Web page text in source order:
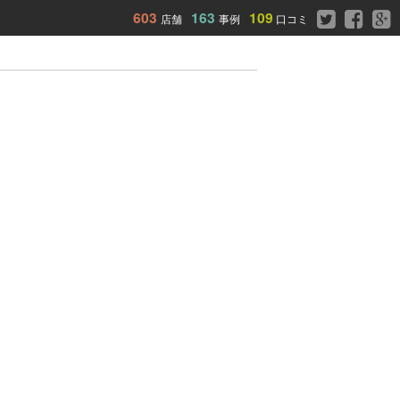
603 店舗 163 事例 109 口コミ